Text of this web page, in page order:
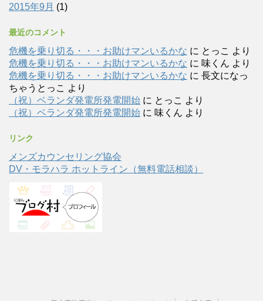
2015年9月 (1)
最近のコメント
危機を乗り切る・・・お助けマンいるかな に とっこ より
危機を乗り切る・・・お助けマンいるかな に 味くん より
危機を乗り切る・・・お助けマンいるかな に 長文になっ
ちゃうとっこ より
（祝）ベランダ発電所発電開始 に とっこ より
（祝）ベランダ発電所発電開始 に 味くん より
リンク
メンズカウンセリング協会
DV・モラハラ ホットライン（無料電話相談）